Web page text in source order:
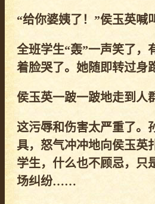
“给你婆姨了！”侯玉英喊
全班学生“轰”一声笑了，
着脸哭了。她随即转过身
侯玉英一跛一跛地走到人
这污辱和伤害太严重了。
具，怒气冲冲地向侯玉英
学生，什么也不顾忌，只
场纠纷……